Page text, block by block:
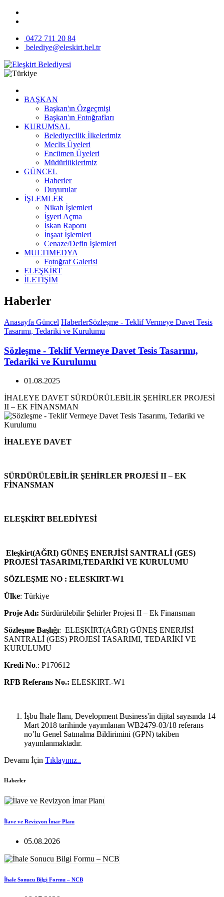
0472 711 20 84
belediye@eleskirt.bel.tr
BAŞKAN
Başkan'ın Özgeçmişi
Başkan'ın Fotoğrafları
KURUMSAL
Belediyecilik İlkelerimiz
Meclis Üyeleri
Encümen Üyeleri
Müdürlüklerimiz
GÜNCEL
Haberler
Duyurular
İŞLEMLER
Nikah İşlemleri
İşyeri Açma
İskan Raporu
İnşaat İşlemleri
Cenaze/Defin İşlemleri
MULTIMEDYA
Fotoğraf Galerisi
ELEŞKİRT
İLETİŞİM
Haberler
Anasayfa Güncel HaberlerSözleşme - Teklif Vermeye Davet Tesis
Tasarımı, Tedariki ve Kurulumu
Sözleşme - Teklif Vermeye Davet Tesis Tasarımı,
Tedariki ve Kurulumu
01.08.2025
İHALEYE DAVET SÜRDÜRÜLEBİLİR ŞEHİRLER PROJESİ
II – EK FİNANSMAN
İHALEYE DAVET
SÜRDÜRÜLEBİLİR ŞEHİRLER PROJESİ II – EK
FİNANSMAN
ELEŞKİRT BELEDİYESİ
Eleşkirt(AĞRI) GÜNEŞ ENERJİSİ SANTRALİ (GES)
PROJESİ TASARIMI,TEDARİKİ VE KURULUMU
SÖZLEŞME NO : ELESKIRT-W1
Ülke: Türkiye
Proje Adı: Sürdürülebilir Şehirler Projesi II – Ek Finansman
Sözleşme Başlığı: ELEŞKİRT(AĞRI) GÜNEŞ ENERJİSİ
SANTRALİ (GES) PROJESİ TASARIMI, TEDARİKİ VE
KURULUMU
Kredi No.: P170612
RFB Referans No.: ELESKIRT.-W1
İşbu İhale İlanı, Development Business'in dijital sayısında 14
Mart 2018 tarihinde yayımlanan WB2479-03/18 referans
no’lu Genel Satınalma Bildirimini (GPN) takiben
yayımlanmaktadır.
Devamı İçin Tıklayınız..
Haberler
İlave ve Revizyon İmar Planı
05.08.2026
İhale Sonucu Bilgi Formu – NCB